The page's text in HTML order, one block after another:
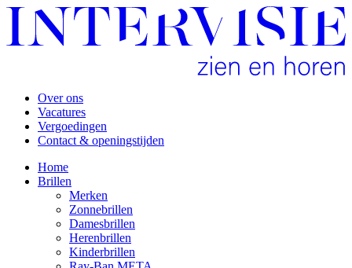
Over ons
Vacatures
Vergoedingen
Contact & openingstijden
Home
Brillen
Merken
Zonnebrillen
Damesbrillen
Herenbrillen
Kinderbrillen